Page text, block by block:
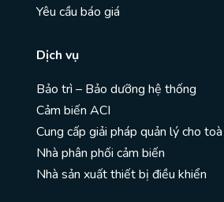
Yêu cầu báo giá
Dịch vụ
Bảo trì – Bảo dưỡng hệ thống
Cảm biến ACI
Cung cấp giải pháp quản lý cho
Nhà phân phối cảm biến
Nhà sản xuất thiết bị điều khiển